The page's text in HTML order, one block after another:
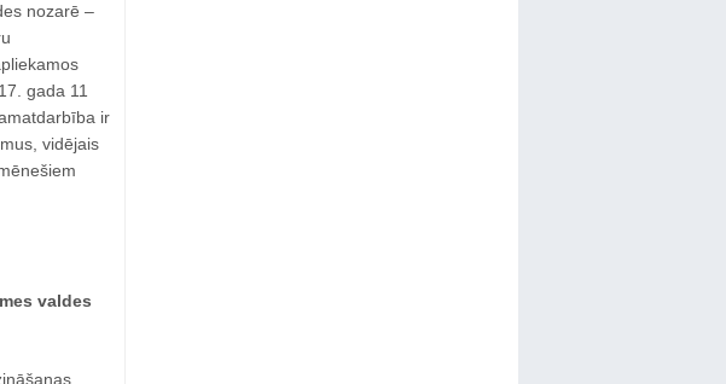
nozarē ‒
gada 11
ir
vidējais
valdes